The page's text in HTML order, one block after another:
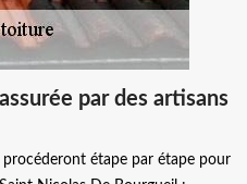
par des artisans
étape par étape pour